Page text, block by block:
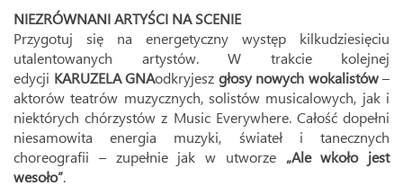
NIEZRÓWNANI ARTYŚCI NA SCENIE
Przygotuj się na energetyczny występ kilkudziesięciu
utalentowanych artystów. W trakcie kolejnej
edycji KARUZELA GNAodkryjesz głosy nowych wokalistów–
aktorów teatrów muzycznych, solistów musicalowych, jak i
niektórych chórzystów z Music Everywhere. Całość dopełni
niesamowita energia muzyki, świateł i tanecznych
choreografii – zupełnie jak w utworze „Ale wkoło jest
wesoło”.